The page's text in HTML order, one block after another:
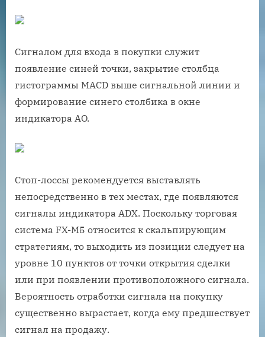
Сигналом для входа в покупки служит
появление синей точки, закрытие столбца
гистограммы MACD выше сигнальной линии и
формирование синего столбика в окне
индикатора AO.
Стоп-лоссы рекомендуется выставлять
непосредственно в тех местах, где появляются
сигналы индикатора ADX. Поскольку торговая
система FX-M5 относится к скальпирующим
стратегиям, то выходить из позиции следует на
уровне 10 пунктов от точки открытия сделки
или при появлении противоположного сигнала.
Вероятность отработки сигнала на покупку
существенно вырастает, когда ему предшествует
сигнал на продажу.